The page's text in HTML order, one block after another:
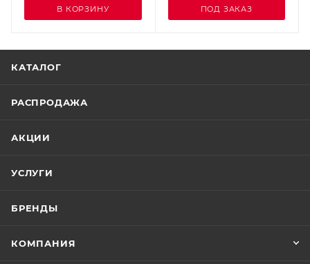
В КОРЗИНУ ПОД ЗАКАЗ
КАТАЛОГ
РАСПРОДАЖА
АКЦИИ
УСЛУГИ
БРЕНДЫ
КОМПАНИЯ